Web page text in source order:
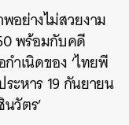
อย่างไม่สวยงาม
พร้อมกับคดี
ำเนิดของ ‘ไทยพี
ะหาร 19 กันยายน
วัตร’